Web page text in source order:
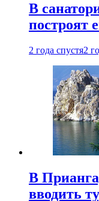
В
построят
2 года спустя2
В
вводить